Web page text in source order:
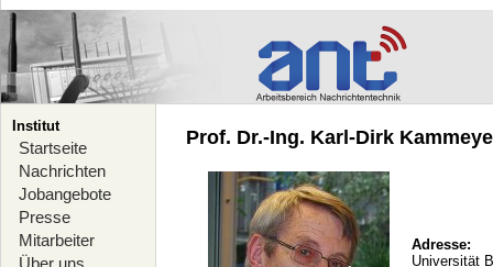
Institut
Startseite
Nachrichten
Jobangebote
Presse
Mitarbeiter
Über uns
Prof. Dr.-Ing. Karl-Dirk
Adresse:
Universität